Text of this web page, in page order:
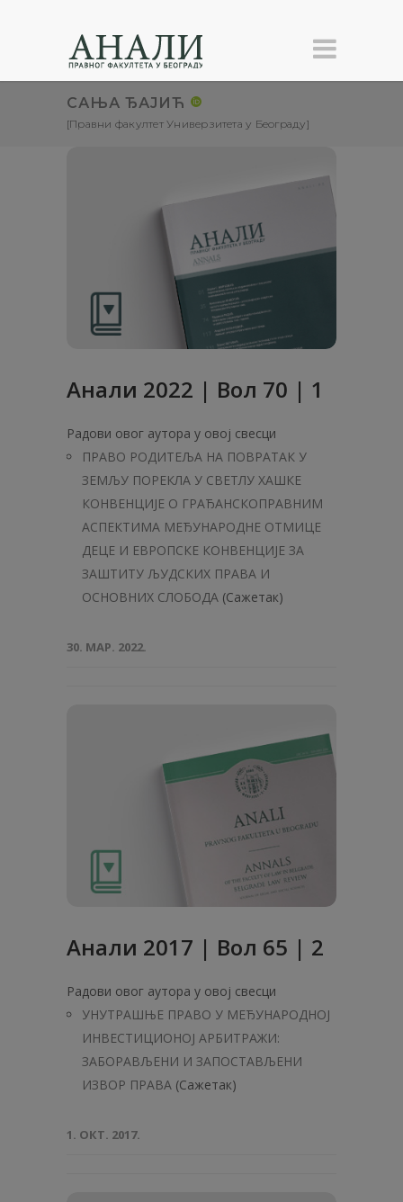
САЊА ЂАЈИЋ
[Правни факултет Универзитета у Београду]
Анали 2022 | Вол 70 | 1
Радови овог аутора у овој свесци
ПРАВО РОДИТЕЉА НА ПОВРАТАК У
ЗЕМЉУ ПОРЕКЛА У СВЕТЛУ ХАШКЕ
КОНВЕНЦИЈЕ О ГРАЂАНСКОПРАВНИМ
АСПЕКТИМА МЕЂУНАРОДНЕ ОТМИЦЕ
ДЕЦЕ И ЕВРОПСКЕ КОНВЕНЦИЈЕ ЗА
ЗАШТИТУ ЉУДСКИХ ПРАВА И
ОСНОВНИХ СЛОБОДА (Сажетак)
30. МАР. 2022.
Анали 2017 | Вол 65 | 2
Радови овог аутора у овој свесци
УНУТРАШЊЕ ПРАВО У МЕЂУНАРОДНОЈ
ИНВЕСТИЦИОНОЈ АРБИТРАЖИ:
ЗАБОРАВЉЕНИ И ЗАПОСТАВЉЕНИ
ИЗВОР ПРАВА (Сажетак)
1. ОКТ. 2017.